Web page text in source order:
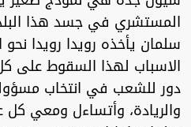
المستشري في جسد هذا
سلمان يأخذه رويدا رويدا
الاسباب لهذا السقوط على
دور للشعب في انتخاب
والريادة، وأتساءل ومعي